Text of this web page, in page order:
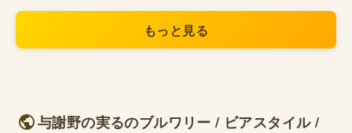
もっと見る
与謝野の実るのブルワリー / ビアスタイル /